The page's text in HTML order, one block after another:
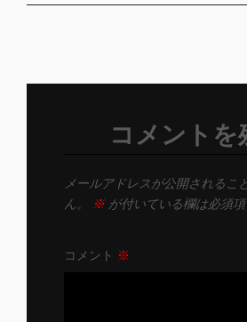
コメントを
メールアドレスが公開されるこ
ん。
※が付いている欄は必須
コメント ※